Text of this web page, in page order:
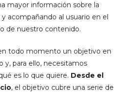
mayor información sobre la
acompañando al usuario en el
de nuestro contenido.
todo momento un objetivo en
y, para ello, necesitamos
es lo que quiere. Desde el
, el objetivo cubre una serie de